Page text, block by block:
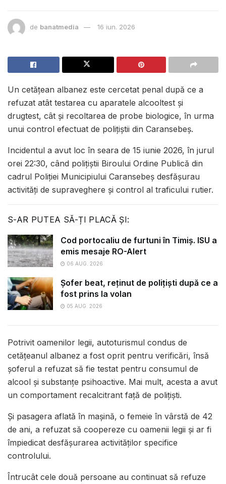
de banatmedia 16 iun. 2026
Un cetățean albanez este cercetat penal după ce a
refuzat atât testarea cu aparatele alcooltest și
drugtest, cât și recoltarea de probe biologice, în urma
unui control efectuat de polițiștii din Caransebeș.
Incidentul a avut loc în seara de 15 iunie 2026, în jurul
orei 22:30, când polițiștii Biroului Ordine Publică din
cadrul Poliției Municipiului Caransebeș desfășurau
activități de supraveghere și control al traficului rutier.
S-AR PUTEA SĂ-ȚI PLACĂ ȘI:
Cod portocaliu de furtuni în Timiș. ISU a
emis mesaje RO-Alert
06 AUG. 2026
Șofer beat, reținut de polițiști după ce a
fost prins la volan
05 AUG. 2026
Potrivit oamenilor legii, autoturismul condus de
cetățeanul albanez a fost oprit pentru verificări, însă
șoferul a refuzat să fie testat pentru consumul de
alcool și substanțe psihoactive. Mai mult, acesta a avut
un comportament recalcitrant față de polițiști.
Și pasagera aflată în mașină, o femeie în vârstă de 42
de ani, a refuzat să coopereze cu oamenii legii și ar fi
împiedicat desfășurarea activităților specifice
controlului.
Întrucât cele două persoane au continuat să refuze